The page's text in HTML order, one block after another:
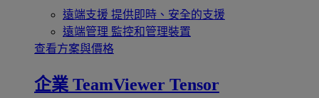
遠端支援 提供即時、安全的支援
遠端管理 監控和管理裝置
查看方案與價格
企業 TeamViewer Tensor